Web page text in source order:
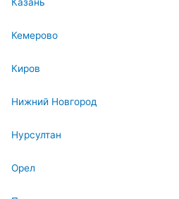
Казань
Кемерово
Киров
Нижний Новгород
Нурсултан
Орел